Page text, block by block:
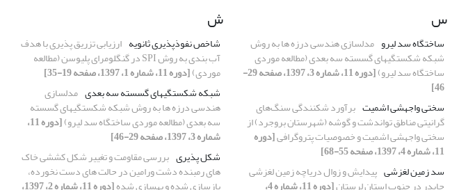
س
ساختگاه سد لیرو مدلسازی هندسی درزه ها به روش
شبکه شکستگیهای گسسته سه بعدی (مطالعه موردی
ساختگاه سد لیرو) [دوره 11، شماره 3، 1397، صفحه 29-
46]
سختی واجهشی اشمیت برآورد شکنندگی سنگ‌های
گرانیتی مناطق تواندشت و گوشه (شهرستان بروجرد) از
سختی واجهشی اشمیت و خصوصیات پتروگرافی[دوره
11، شماره 4، 1397، صفحه 55-68]
سد زمین لغزشی پیدایش و زوال دریاچه زمین لغزشی
جایدر در جنوب استان لرستان [دوره 11، شماره 4،
ش
شاخص نفوذپذیری ثانویه ارزیابی تزریق پذیری با هدف
آب بندی به روش SPI در گنگلومرای پلیوسن (مطالعه
موردی)[دوره 11، شماره 1، 1397، صفحه 19-35]
شبکه شکستگیهای گسسته سه بعدی مدلسازی
هندسی درزه ها به روش شبکه شکستگیهای گسسته
سه بعدی (مطالعه موردی ساختگاه سد لیرو) [دوره 11،
شماره 3، 1397، صفحه 29-46]
شکل پذیری بررسی مقاومت و تغییر شکل کششی خاک
های رمبنده دشت ورامین در حالت های دست نخورده،
بازسازی شده و بهسازی شده [دوره 11، شماره 2، 1397،